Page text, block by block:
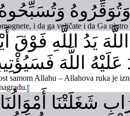
وَتُسَبِّحُوهُ
i da ga veličate i da Ga ujutro
اللَّهَ يَدُ اللَّهِ
اللَّهَ فَسَيُؤْتِيهِ
samom Allahu – Allahova ruka je
أَمْوَالُنَا